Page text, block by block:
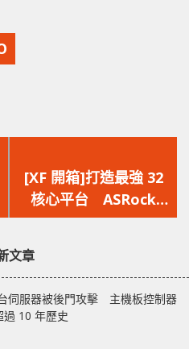
一
篇
文
[XF 開箱]打造最強 32
核心平台 ASRock
X399 Phantom
文章
伺服器被後門攻擊 主機板控制器
過 10 年歷史